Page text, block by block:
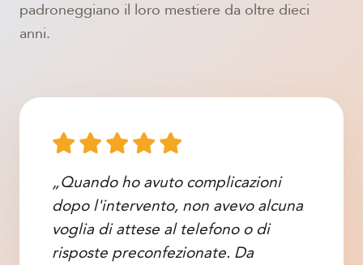
padroneggiano il loro mestiere da oltre dieci
anni.
„Quando ho avuto complicazioni
dopo l'intervento, non avevo alcuna
voglia di attese al telefono o di
risposte preconfezionate. Da